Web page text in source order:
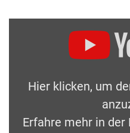
Hier klicken, um
Erfahre mehr in der